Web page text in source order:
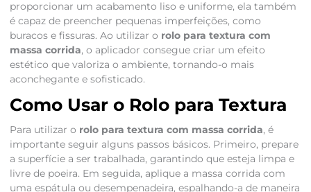
proporcionar um acabamento liso e uniforme, ela também
é capaz de preencher pequenas imperfeições, como
buracos e fissuras. Ao utilizar o rolo para textura com
massa corrida, o aplicador consegue criar um efeito
estético que valoriza o ambiente, tornando-o mais
aconchegante e sofisticado.
Como Usar o Rolo para Textura
Para utilizar o rolo para textura com massa corrida, é
importante seguir alguns passos básicos. Primeiro, prepare
a superfície a ser trabalhada, garantindo que esteja limpa e
livre de poeira. Em seguida, aplique a massa corrida com
uma espátula ou desempenadeira, espalhando-a de maneira